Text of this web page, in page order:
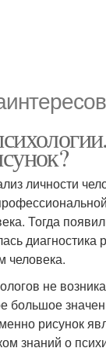
личности
Тогда
диагностика
человека.
не
большое
рисунок
знаний о